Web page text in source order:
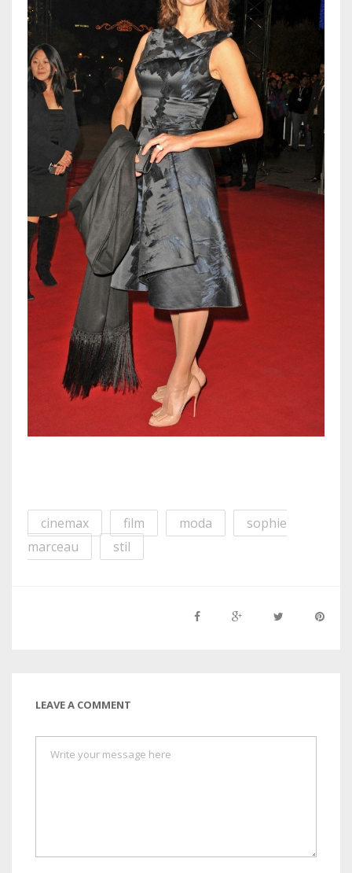
cinemax film moda
sophie
marceau
stil
LEAVE A COMMENT